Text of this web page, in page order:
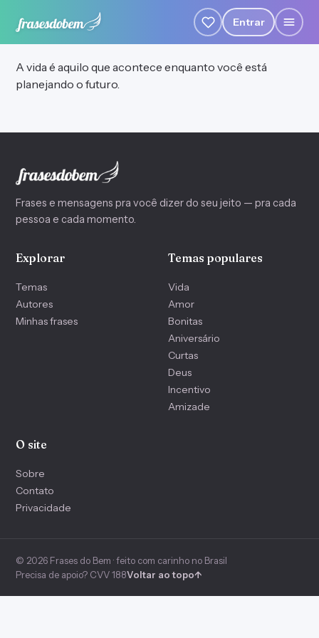
Entrar
A vida é aquilo que acontece enquanto você está
planejando o futuro.
Frases e mensagens pra você dizer do seu jeito — pra cada
pessoa e cada momento.
Explorar
Temas
Autores
Minhas frases
Temas populares
Vida
Amor
Bonitas
Aniversário
Curtas
Deus
Incentivo
Amizade
O site
Sobre
Contato
Privacidade
© 2026 Frases do Bem · feito com carinho no Brasil
Precisa de apoio? CVV 188Voltar ao topo↑